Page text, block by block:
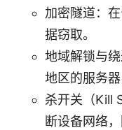
加密隧道：
据窃取。
地域解锁与
地区的服务
杀开关（Kill
断设备网络